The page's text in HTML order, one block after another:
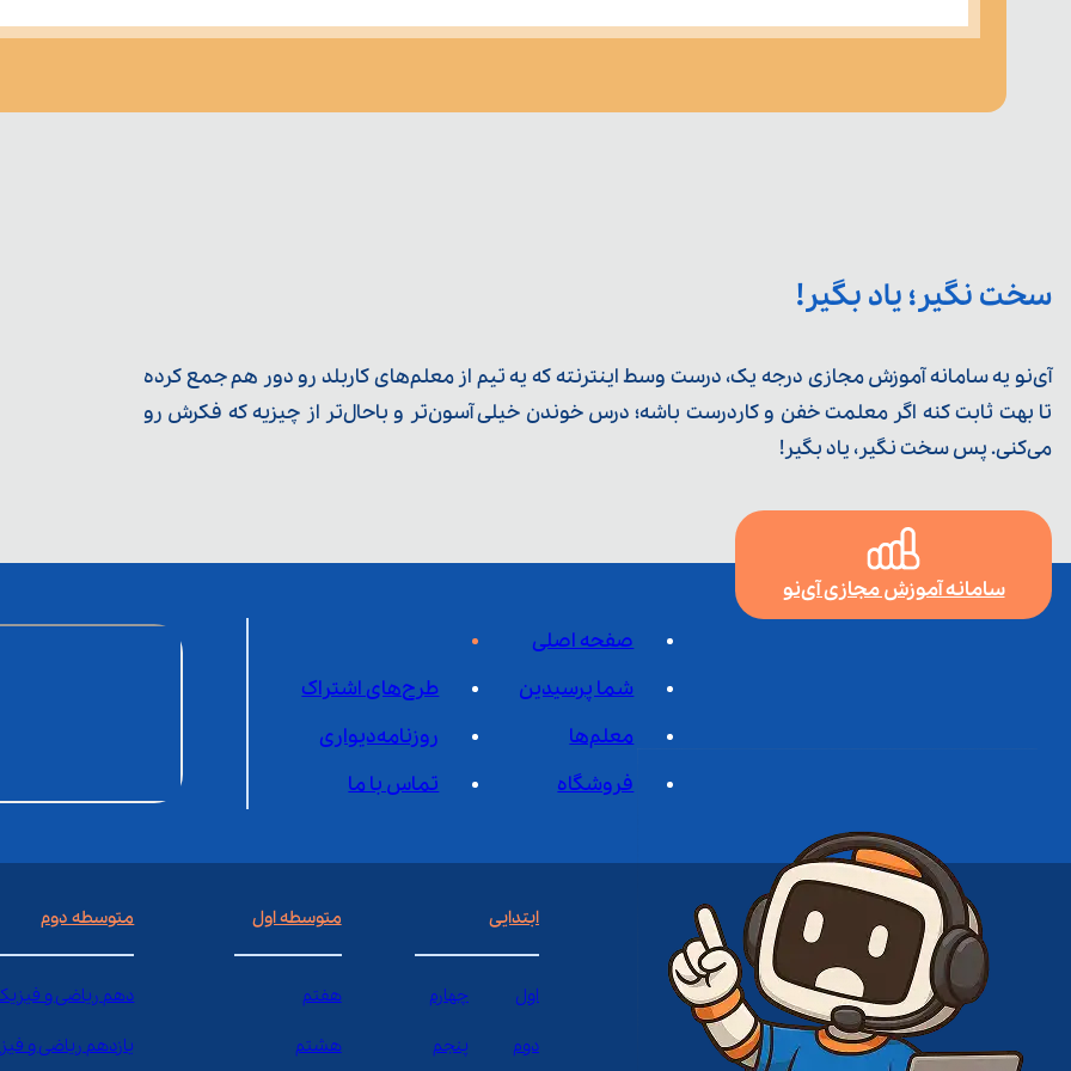
سخت نگیر؛ یاد بگیر!
آی‌نو یه سامانه آموزش مجازی درجه یک، درست وسط اینترنته که یه تیم از معلم‌‌های کاربلد رو دور هم جمع کرده
تا بهت ثابت کنه اگر معلمت خفن و کاردرست باشه؛ درس خوندن خیلی آسون‌تر و باحال‌تر از چیزیه که فکرش رو
می‌کنی. پس سخت نگیر، یاد بگیر!
سامانه آموزش مجازی آی‌نو
صفحه اصلی
شما پرسیدین
طرح‌های اشتراک
معلم‌ها
روزنامه‌دیواری
فروشگاه
تماس با ما
ابتدایی
اول چهارم
دوم پنجم
متوسطه اول
هفتم
هشتم
متوسطه دوم
دهم ریاضی و
یازدهم ریاضی و